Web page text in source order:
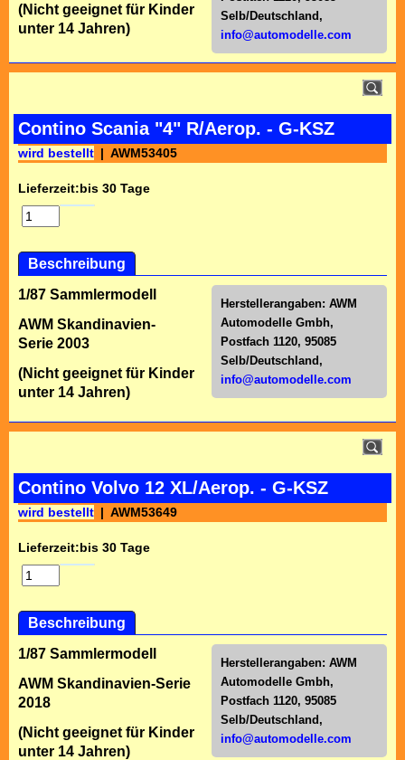
Selb/Deutschl and,
info@automodelle.com
(Nicht geeignet für Kinder
unter 14 Jahren)
Contino Scania "4" R/Aerop. - G-KSZ
wird bestellt AWM53405
Lieferzeit:bis 30 Tage
Beschreibung
Herstellerangaben: AWM
Automodelle Gmbh,
Postfach 1120, 95085
Selb/Deutschl and,
info@automodelle.com
1/87 Sammlermodell
AWM Skandinavien-
Serie 2003
(Nicht geeignet für Kinder
unter 14 Jahren)
Contino Volvo 12 XL/Aerop. - G-KSZ
wird bestellt AWM53649
Lieferzeit:bis 30 Tage
Beschreibung
Herstellerangaben: AWM
Automodelle Gmbh,
Postfach 1120, 95085
Selb/Deutschl and,
info@automodelle.com
1/87 Sammlermodell
AWM Skandinavien-Serie
2018
(Nicht geeignet für Kinder
unter 14 Jahren)